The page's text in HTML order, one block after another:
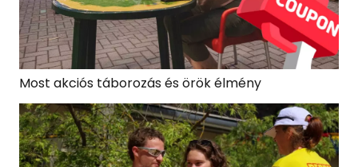
Most akciós táborozás és örök élmény